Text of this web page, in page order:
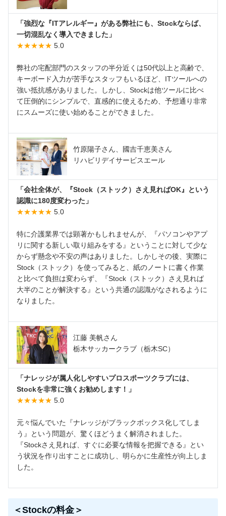
「強烈な『ITアレルギー』がある弊社にも、Stockならば、
一切混乱なく導入できました」
★★★★★ 5.0
弊社の宅配部門のスタッフの半分近くは50代以上と高齢で、
キーボード入力が苦手なスタッフもいるほど、ITツールへの
強い抵抗感がありました。しかし、Stockは他ツールに比べ
て圧倒的にシンプルで、直感的に使えるため、予想通り非常
にスムーズに使い始めることができました。
竹原陽子さん、國吉千恵美さん
リハビリデイサービスエール
「会社全体が、『Stock（ストック）さえ見ればOK』という
認識に180度変わった」
★★★★★ 5.0
特に介護業界では顕著かもしれませんが、『パソコンやアプ
リに関する新しい取り組みをする』ということに対して少な
からず懸念や不安の声はありました。しかしその後、実際に
Stock（ストック）を使ってみると、紙のノートに書く作業
と比べて負担は変わらず、『Stock（ストック）さえ見れば
大半のことが解決する』という共通の認識がなされるように
なりました。
江藤 美帆さん
栃木サッカークラブ（栃木SC）
「ナレッジが属人化しやすいプロスポーツクラブには、
Stockを非常に強くお勧めします！」
★★★★★ 5.0
元々悩んでいた『ナレッジがブラックボックス化してしま
う』という問題が、驚くほどうまく解消されました。
『Stockさえ見れば、すぐに必要な情報を把握できる』とい
う状況を作り出すことに成功し、明らかに生産性が向上しま
した。
＜Stockの料金＞